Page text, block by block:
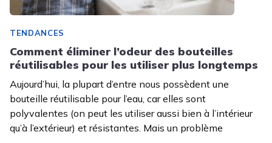
TENDANCES
Comment éliminer l’odeur des bouteilles
réutilisables pour les utiliser plus longtemps
Aujourd’hui, la plupart d’entre nous possèdent une
bouteille réutilisable pour l’eau, car elles sont
polyvalentes (on peut les utiliser aussi bien à l’intérieur
qu’à l’extérieur) et résistantes. Mais un problème